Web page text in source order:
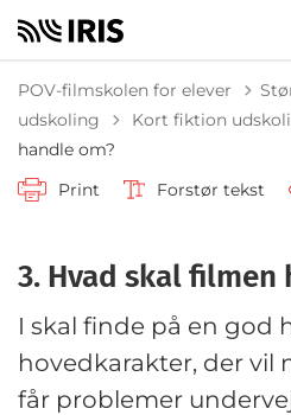
POV-filmskolen for elever
udskoling
Tilbage til
Kort fiktion
handle om?
Print
Forstør tekst
3. Hvad skal filmen
I skal finde på en god
hovedkarakter, der vil
får problemer